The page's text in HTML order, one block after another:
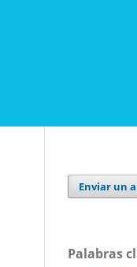
Enviar un
Palabras